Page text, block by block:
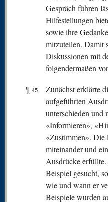
Gespräch führen
Hilfestellungen
sowie ihre
mitzuteilen. Damit
Diskussionen mit
folgendermaßen
¶ 45
Zunächst erklärte
aufgeführten
unterschieden und
«Informieren»,
«Zustimmen». Die
miteinander und
Ausdrücke
Beispiel gesucht,
wie und wann er
Beispiele wurden